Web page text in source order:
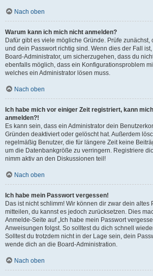
Nach oben
Warum kann ich mich nicht anmelden?
Dafür gibt es viele mögliche Gründe. Prüfe zunächst,
und dein Passwort richtig sind. Wenn dies der Fall
Board-Administrator, um sicherzugehen, dass du
ebenfalls möglich, dass ein Konfigurationsproblem
welches ein Administrator lösen muss.
Nach oben
Ich habe mich vor einiger Zeit registriert, kann
anmelden?!
Es kann sein, dass ein Administrator dein
Gründen deaktiviert oder gelöscht hat. Außerdem
regelmäßig Benutzer, die für längere Zeit keine
um die Datenbankgröße zu verringern. Registriere
nimm aktiv an den Diskussionen teil!
Nach oben
Ich habe mein Passwort vergessen!
Das ist nicht schlimm! Wir können dir zwar dein altes
mitteilen, du kannst es jedoch zurücksetzen. Dies
Anmelde-Seite auf „Ich habe mein Passwort
Anweisungen folgst. So solltest du dich schnell
Solltest du trotzdem nicht in der Lage sein, dein
wende dich an die Board-Administration.
Nach oben